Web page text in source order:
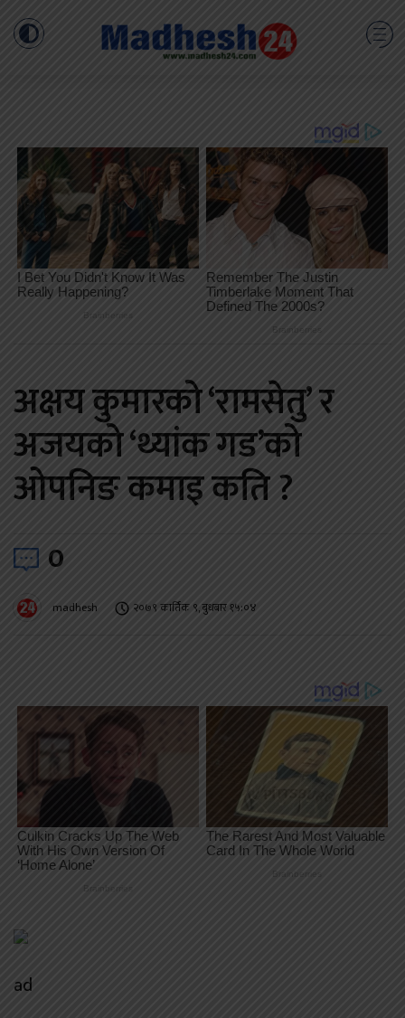
अक्षय कुमारको ‘रामसेतु’ र
अजयको ‘थ्यांक गड’को
ओपनिङ कमाइ कति ?
0
madhesh २०७९ कार्तिक ९, बुधबार १५:०४
ad